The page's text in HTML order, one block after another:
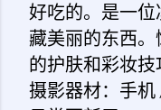
好吃的。是一
藏美丽的东西
的护肤和彩妆技
摄影器材：手机